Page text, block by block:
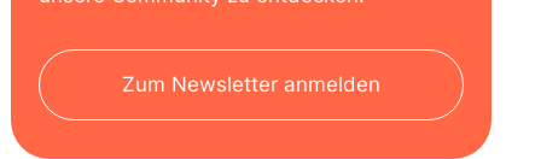
Zum Newsletter anmelden